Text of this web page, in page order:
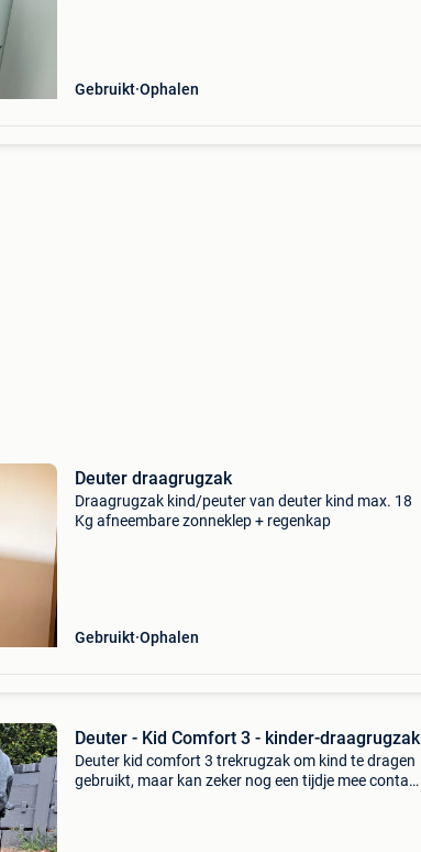
Gebruikt Ophalen
Deuter draagrugzak
Draagrugzak kind/peuter van deuter kind max. 18
Kg afneembare zonneklep + regenkap
Gebruikt Ophalen
Deuter - Kid Comfort 3 - kinder-draagrugzak
Deuter kid comfort 3 trekrugzak om kind te dragen
gebruikt, maar kan zeker nog een tijdje mee contact